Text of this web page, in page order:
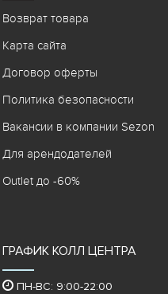
Возврат товара
Карта сайта
Договор оферты
Политика безопасности
Вакансии в компании Sezon
Для арендодателей
Outlet до -60%
ГРАФИК КОЛЛ ЦЕНТРА
ПН-ВС: 9:00-22:00